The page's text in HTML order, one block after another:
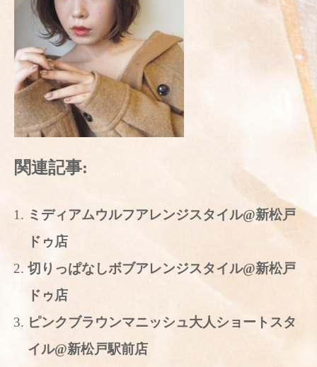
関連記事:
ミディアムウルフアレンジスタイル@新松戸
ドゥ店
切りっぱなしボブアレンジスタイル@新松戸
ドゥ店
ピンクブラウンマニッシュ大人ショートスタ
イル@新松戸駅前店